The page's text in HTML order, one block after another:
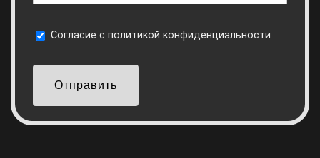
Cогласие сполитикой конфиденциальности
Отправить